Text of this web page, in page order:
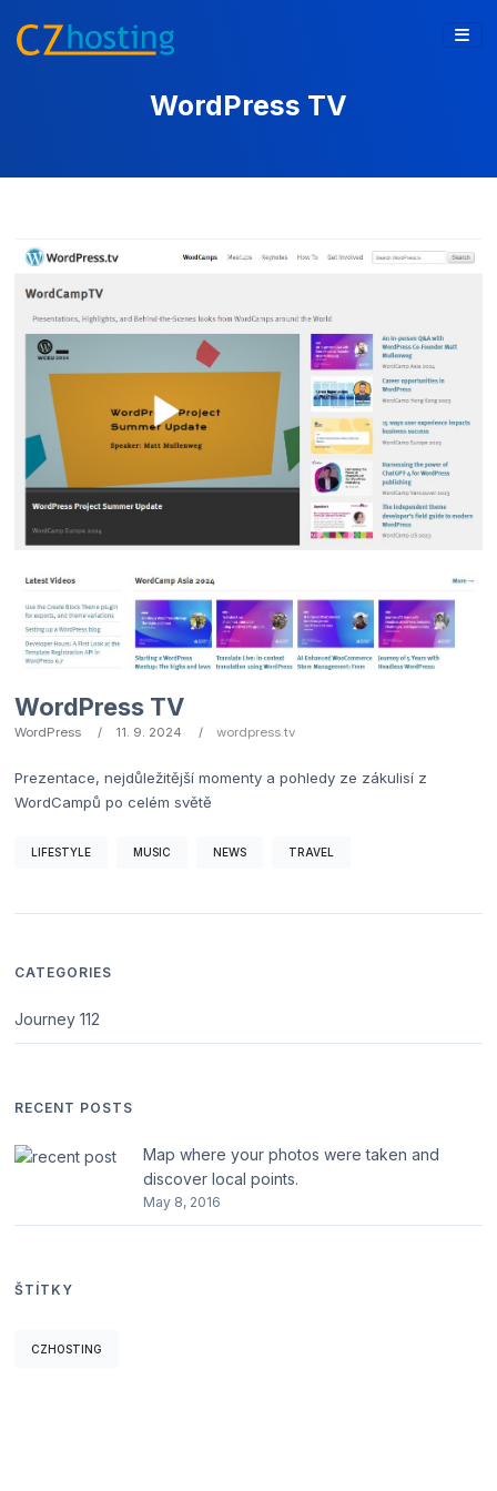
WordPress TV
WordPress TV
WordPress 11. 9. 2024 wordpress.tv
Prezentace, nejdůležitější momenty a pohledy ze zákulisí z
WordCampů po celém světě
LIFESTYLE MUSIC NEWS TRAVEL
CATEGORIES
Journey112
RECENT POSTS
Map where your photos were taken and
discover local points.
May 8, 2016
ŠTÍTKY
CZHOSTING